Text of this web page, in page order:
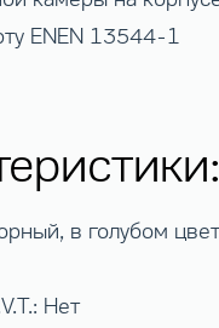
ENEN 13544-1
в голубом
Нет